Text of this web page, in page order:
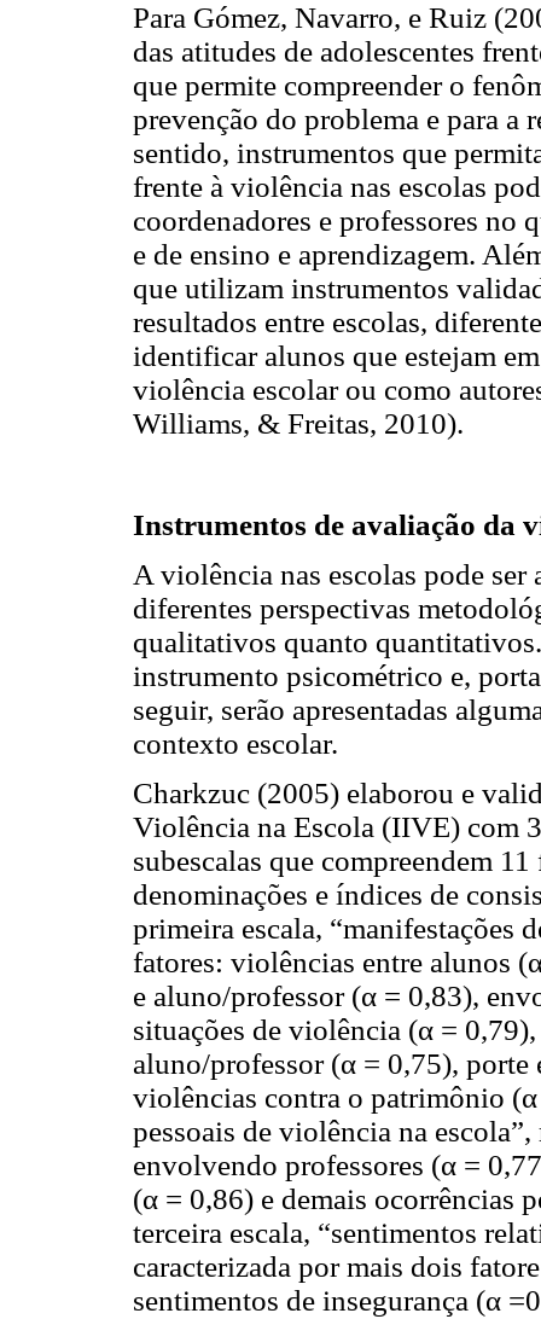
Para Gómez, Navarro, e Ruiz
das atitudes de adolescentes
que permite compreender o
prevenção do problema e para a
sentido, instrumentos que
frente à violência nas escolas
coordenadores e professores no
e de ensino e aprendizagem.
que utilizam instrumentos
resultados entre escolas,
identificar alunos que estejam
violência escolar ou como
Williams, & Freitas, 2010).
Instrumentos de avaliação da
A violência nas escolas pode
diferentes perspectivas
qualitativos quanto
instrumento psicométrico e,
seguir, serão apresentadas
contexto escolar.
Charkzuc (2005) elaborou e
Violência na Escola (IIVE) com
subescalas que compreendem
denominações e índices de
primeira escala, “manifestações
fatores: violências entre alunos
e aluno/professor (α = 0,83),
situações de violência (α =
aluno/professor (α = 0,75), porte
violências contra o patrimônio (α
pessoais de violência na
envolvendo professores (α =
(α = 0,86) e demais ocorrências
terceira escala, “sentimentos
caracterizada por mais dois
sentimentos de insegurança (α